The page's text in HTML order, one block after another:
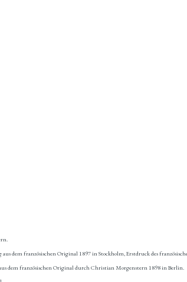
dem französischen Original 1897 in Stockholm, Erstdruck des
dem französischen Original durch Christian Morgenstern 1898 in Berlin.